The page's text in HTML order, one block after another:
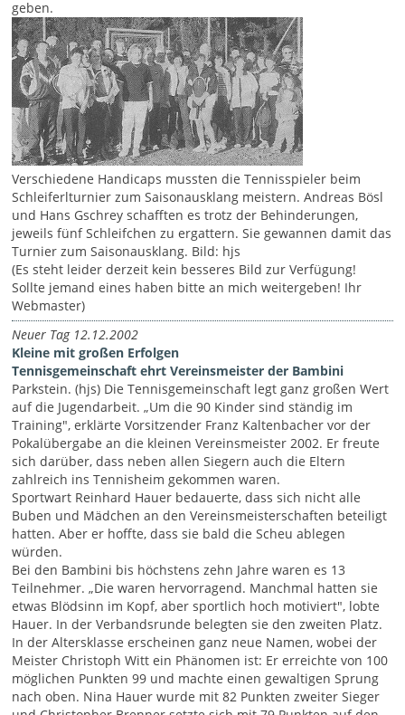
geben.
Verschiedene Handicaps mussten die Tennisspieler beim
Schleiferlturnier zum Saisonausklang meistern. Andreas Bösl
und Hans Gschrey schafften es trotz der Behinderungen,
jeweils fünf Schleifchen zu ergattern. Sie gewannen damit das
Turnier zum Saisonausklang. Bild: hjs
(Es steht leider derzeit kein besseres Bild zur Verfügung!
Sollte jemand eines haben bitte an mich weitergeben! Ihr
Webmaster)
Neuer Tag 12.12.2002
Kleine mit großen Erfolgen
Tennisgemeinschaft ehrt Vereinsmeister der Bambini
Parkstein. (hjs) Die Tennisgemeinschaft legt ganz großen Wert
auf die Jugendarbeit. „Um die 90 Kinder sind ständig im
Training", erklärte Vorsitzender Franz Kaltenbacher vor der
Pokalübergabe an die kleinen Vereinsmeister 2002. Er freute
sich darüber, dass neben allen Siegern auch die Eltern
zahlreich ins Tennisheim gekommen waren.
Sportwart Reinhard Hauer bedauerte, dass sich nicht alle
Buben und Mädchen an den Vereinsmeisterschaften beteiligt
hatten. Aber er hoffte, dass sie bald die Scheu ablegen
würden.
Bei den Bambini bis höchstens zehn Jahre waren es 13
Teilnehmer. „Die waren hervorragend. Manchmal hatten sie
etwas Blödsinn im Kopf, aber sportlich hoch motiviert", lobte
Hauer. In der Verbandsrunde belegten sie den zweiten Platz.
In der Altersklasse erscheinen ganz neue Namen, wobei der
Meister Christoph Witt ein Phänomen ist: Er erreichte von 100
möglichen Punkten 99 und machte einen gewaltigen Sprung
nach oben. Nina Hauer wurde mit 82 Punkten zweiter Sieger